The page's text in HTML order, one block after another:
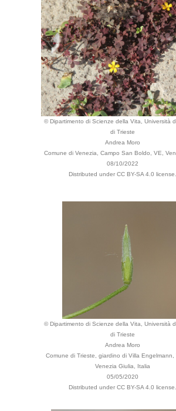
© Dipartimento di Scienze della Vita, Università
di Trieste
Andrea Moro
Comune di Venezia, Campo San Boldo, VE,
08/10/2022
Distributed under CC BY-SA 4.0 license.
© Dipartimento di Scienze della Vita, Università
di Trieste
Andrea Moro
Comune di Trieste, giardino di Villa Engelmann,
Venezia Giulia, Italia
05/05/2020
Distributed under CC BY-SA 4.0 license.